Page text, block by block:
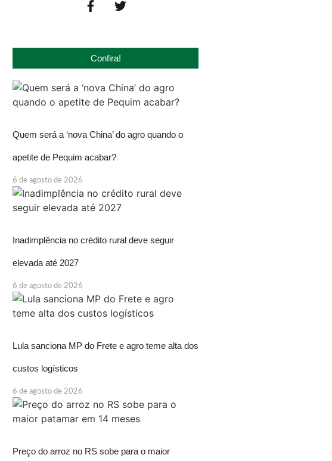
Confira!
Quem será a ‘nova China’ do agro quando o
apetite de Pequim acabar?
6 de agosto de 2026
Inadimplência no crédito rural deve seguir
elevada até 2027
6 de agosto de 2026
Lula sanciona MP do Frete e agro teme alta dos
custos logísticos
6 de agosto de 2026
Preço do arroz no RS sobe para o maior